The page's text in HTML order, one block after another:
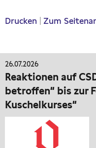
Drucken Zum
26.07.2026
Reaktionen auf
betroffen“ bis zur
Kuschelkurses“